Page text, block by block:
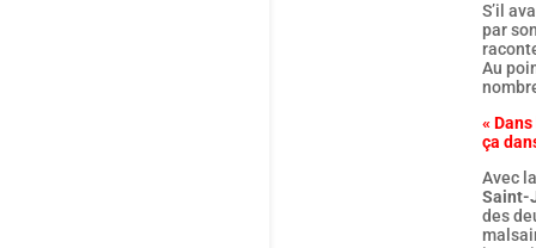
S’il
par
Au
«
ça
Avec
Saint-
des